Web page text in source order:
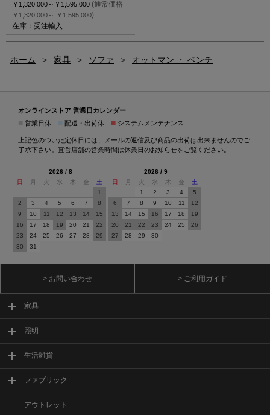
￥1,320,000～ ￥1,595,000 (通常価格
￥1,320,000～ ￥1,595,000)
在庫：受注輸入
ホーム > 家具 > ソファ > オットマン ・ ベンチ
オンラインストア 営業日カレンダー
営業日休 配送・出荷休 ■ システムメンテナンス
上記色のついた定休日には、メールの返信及び商品の出荷は出来ませんのでご
了承下さい。直営店舗の営業時間は休業日のお知らせをご覧ください。
2026 / 8
日
月 火 水 木 金
土
1
2
3 4 5 6 7
8
9
10 11 12 13 14
15
16
17 18 19 20 21
22
23
24 25 26 27 28
29
30
31
2026 / 9
日
月 火 水 木 金
土
1
2 3 4
5
6
7 8 9 10 11
12
13
14 15 16 17 18
19
20
21 22 23 24 25
26
27
28 29 30
> お問い合わせ > ご利用ガイド
家具
照明
生活雑貨
ファブリック
アウトレット